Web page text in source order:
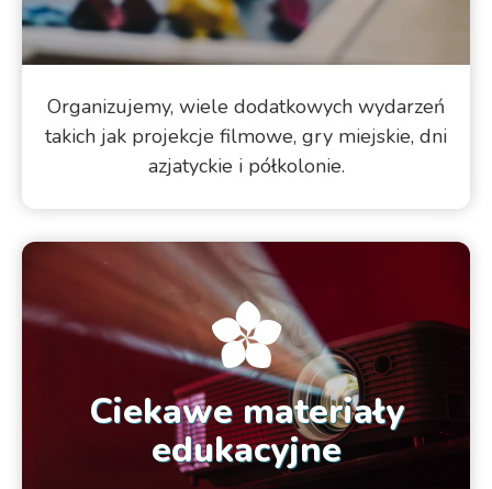
Organizujemy, wiele dodatkowych wydarzeń
takich jak projekcje filmowe, gry miejskie, dni
azjatyckie i półkolonie.
Ciekawe materiały
edukacyjne